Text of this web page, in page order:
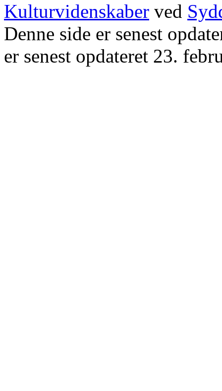
Kulturvidenskaber ved
Denne side er senest
er senest opdateret 23.